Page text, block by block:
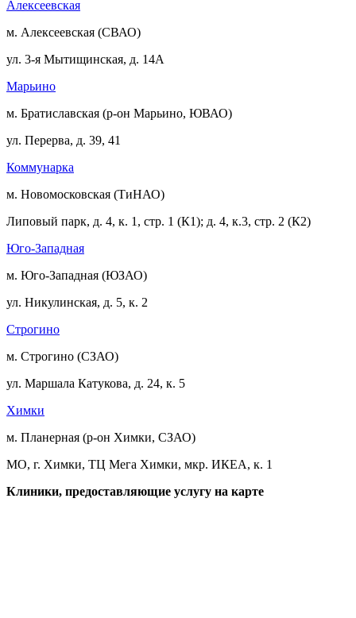
Алексеевская
м. Алексеевская (СВАО)
ул. 3-я Мытищинская, д. 14А
Марьино
м. Братиславская (р-он Марьино, ЮВАО)
ул. Перерва, д. 39, 41
Коммунарка
м. Новомосковская (ТиНАО)
Липовый парк, д. 4, к. 1, стр. 1 (К1); д. 4, к.3, стр. 2 (К2)
Юго-Западная
м. Юго-Западная (ЮЗАО)
ул. Никулинская, д. 5, к. 2
Строгино
м. Строгино (СЗАО)
ул. Маршала Катукова, д. 24, к. 5
Химки
м. Планерная (р-он Химки, СЗАО)
МО, г. Химки, ТЦ Мега Химки, мкр. ИКЕА, к. 1
Клиники, предоставляющие услугу на карте